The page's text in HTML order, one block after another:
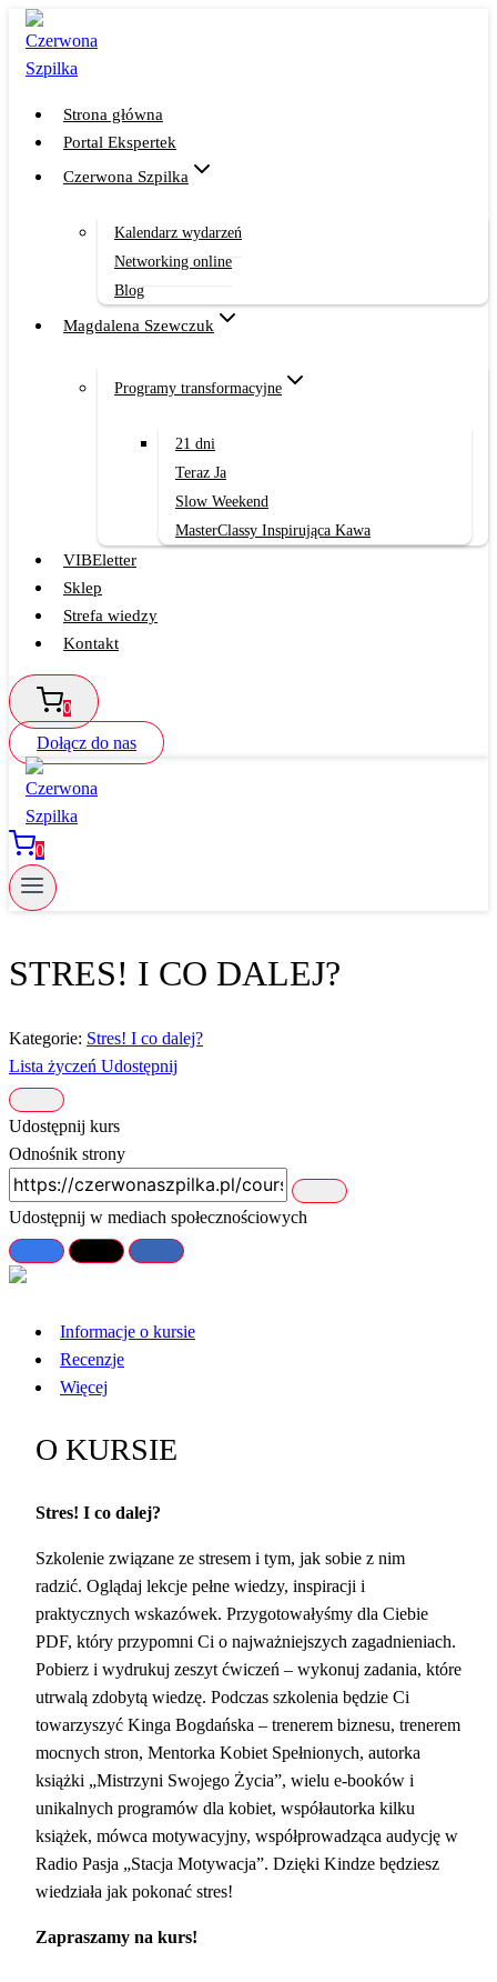
Przejdź
treści
Strona główna
Portal Ekspertek
Czerwona Szpilka
Kalendarz wydarzeń
Networking online
Blog
Magdalena Szewczuk
Programy transformacyjne
21 dni
Teraz Ja
Slow Weekend
MasterClassy Inspirująca Kawa
VIBEletter
Sklep
Strefa wiedzy
Kontakt
0
Dołącz do nas
0
STRES! I CO DALEJ?
Kategorie: Stres! I co dalej?
Lista życzeń Udostępnij
Udostępnij kurs
Odnośnik strony
Udostępnij w mediach społecznościowych
Informacje o kursie
Recenzje
Więcej
O KURSIE
Stres! I co dalej?
Szkolenie związane ze stresem i tym, jak sobie z nim
radzić. Oglądaj lekcje pełne wiedzy, inspiracji i
praktycznych wskazówek. Przygotowałyśmy dla Ciebie
PDF, który przypomni Ci o najważniejszych zagadnieniach.
Pobierz i wydrukuj zeszyt ćwiczeń – wykonuj zadania, które
utrwalą zdobytą wiedzę. Podczas szkolenia będzie Ci
towarzyszyć Kinga Bogdańska – trenerem biznesu, trenerem
mocnych stron, Mentorka Kobiet Spełnionych, autorka
książki „Mistrzyni Swojego Życia”, wielu e-booków i
unikalnych programów dla kobiet, współautorka kilku
książek, mówca motywacyjny, współprowadząca audycję w
Radio Pasja „Stacja Motywacja”. Dzięki Kindze będziesz
wiedziała jak pokonać stres!
Zapraszamy na kurs!